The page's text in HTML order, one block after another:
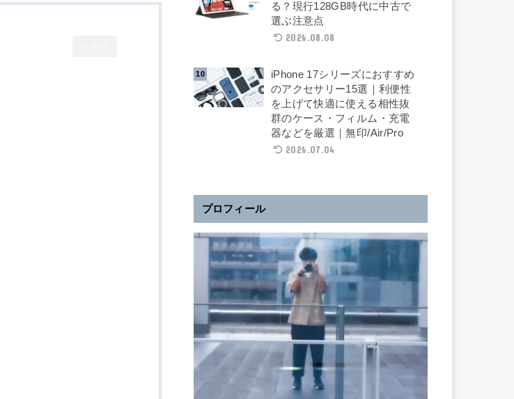
る？現行128GB時代に中古で
選ぶ注意点
2026.08.08
iPhone 17シリーズにおすすめ
のアクセサリー15選｜利便性
を上げて快適に使える相性抜
群のケース・フィルム・充電
器などを厳選｜無印/Air/Pro
2026.07.04
プロフィール